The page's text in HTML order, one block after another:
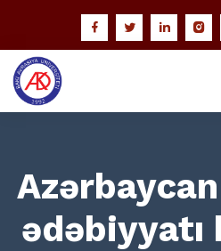
ədəbiyyatı